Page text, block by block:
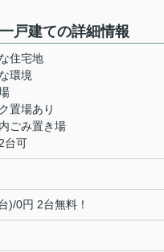
戸建ての詳細情報
住宅地
環境
置場あり
ごみ置き場
台可
)/0円 2台無料！